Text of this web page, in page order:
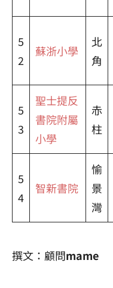
5
2
蘇浙小學
北
角
5
3
聖士提反
書院附屬
小學
赤
柱
5
4
智新書院
愉
景
灣
撰文：顧問mame